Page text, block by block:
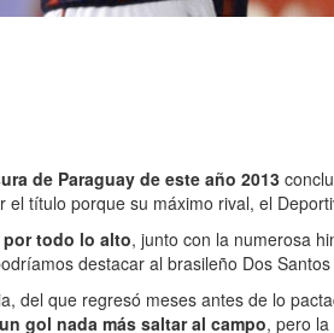
de Paraguay de este año 2013
título porque su máximo rival, el
todo lo alto, junto con la numerosa
destacar al brasileño Dos
del que regresó meses antes de lo
gol nada más saltar al campo, pero